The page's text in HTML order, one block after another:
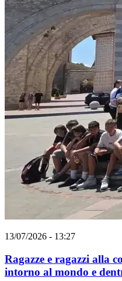
13/07/2026 - 13:27
Ragazze e ragazzi alla
intorno al mondo e